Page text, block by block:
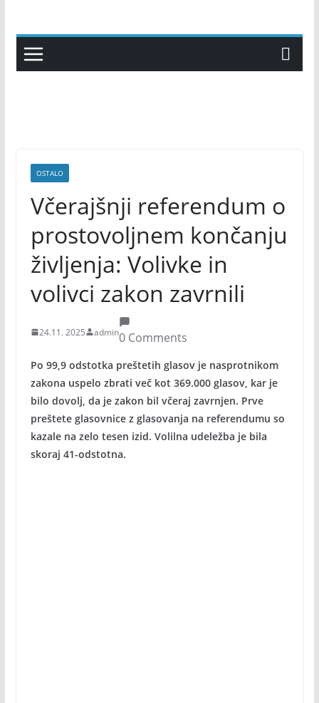
content
OSTALO
Včerajšnji referendum o
prostovoljnem končanju
življenja: Volivke in
volivci zakon zavrnili
24.11. 2025 admin0 Comments
Po 99,9 odstotka preštetih glasov je nasprotnikom
zakona uspelo zbrati več kot 369.000 glasov, kar je
bilo dovolj, da je zakon bil včeraj zavrnjen. Prve
preštete glasovnice z glasovanja na referendumu so
kazale na zelo tesen izid. Volilna udeležba je bila
skoraj 41-odstotna.